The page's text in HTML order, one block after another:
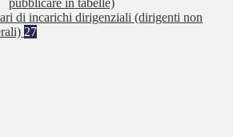
pubblicare in tabelle)
di incarichi dirigenziali (dirigenti non
27